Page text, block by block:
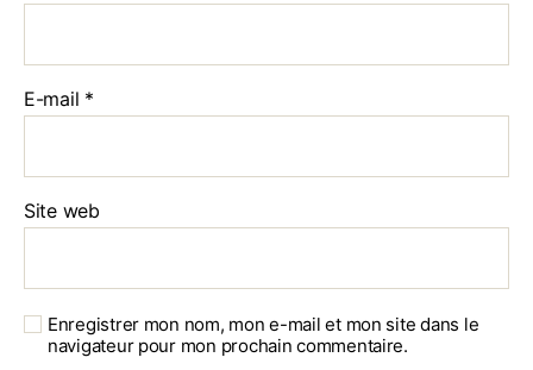
E-mail *
Site web
Enregistrer mon nom, mon e-mail et mon site dans le
navigateur pour mon prochain commentaire.